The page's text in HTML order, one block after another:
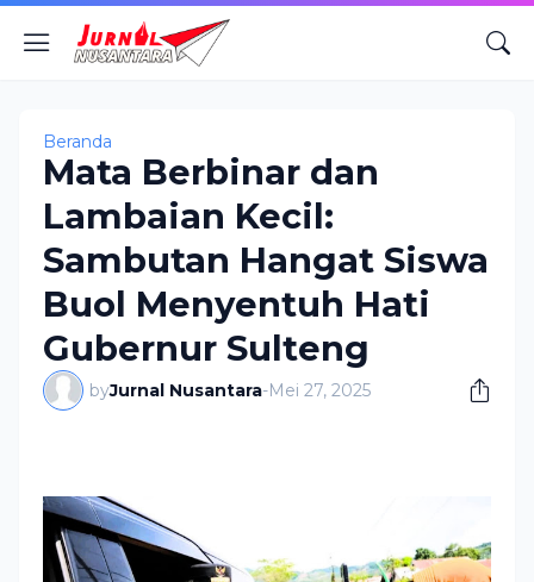
Beranda
Mata Berbinar dan
Lambaian Kecil:
Sambutan Hangat Siswa
Buol Menyentuh Hati
Gubernur Sulteng
byJurnal Nusantara-Mei 27, 2025